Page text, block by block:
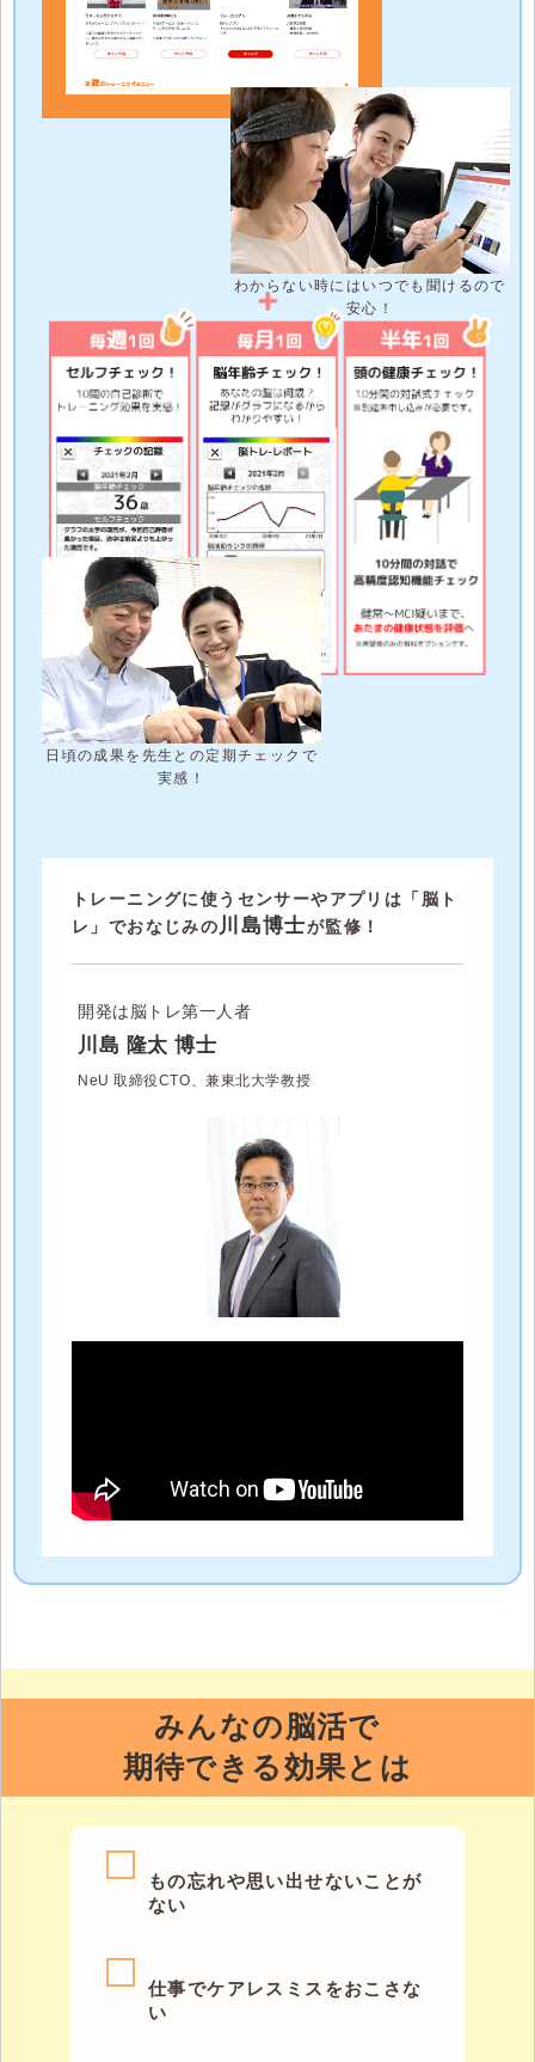
わからない時にはいつでも聞けるので
安心！
日頃の成果を先生との定期チェックで
実感！
トレーニングに使うセンサーやアプリは「脳ト
レ」でおなじみの 川島博士が監修！
開発は脳トレ第一人者
川島 隆太 博士
NeU 取締役CTO、兼東北大学教授
みんなの脳活で
期待できる効果とは
もの忘れや思い出せないことが
ない
仕事でケアレスミスをおこさな
い